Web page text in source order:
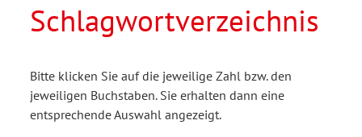
Schlagwortverzeichnis
Bitte klicken Sie auf die jeweilige Zahl bzw. den
jeweiligen Buchstaben. Sie erhalten dann eine
entsprechende Auswahl angezeigt.